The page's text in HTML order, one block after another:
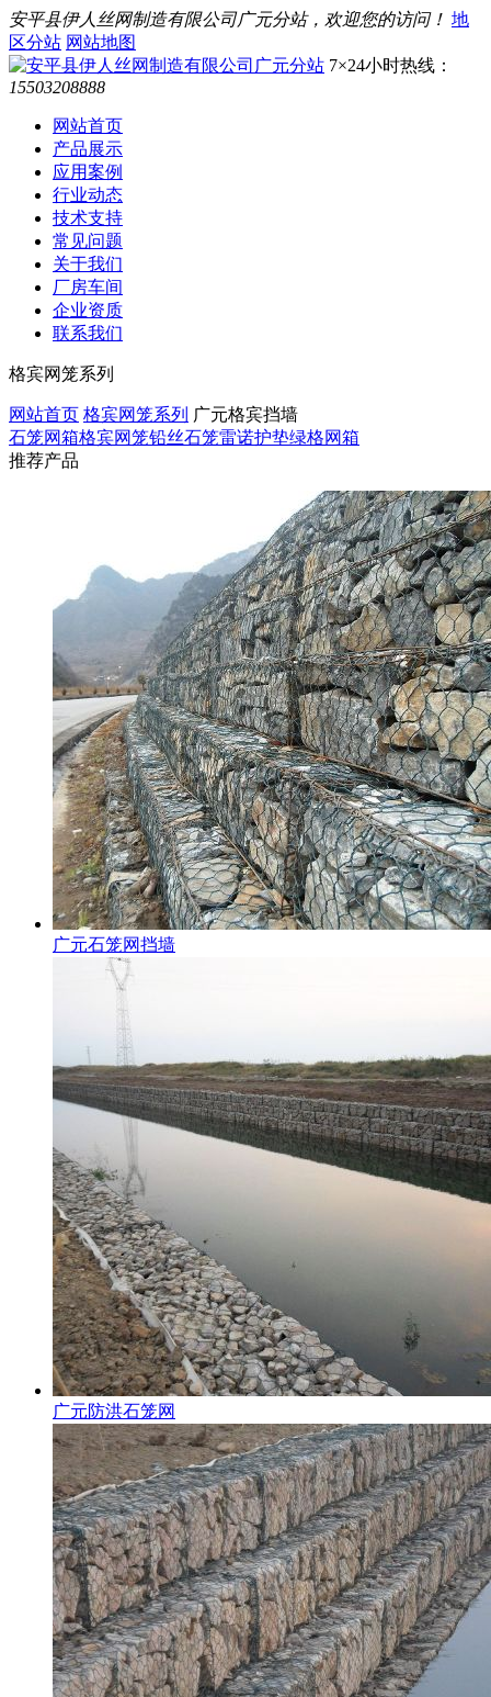
安平县伊人丝网制造有限公司广元分站，欢迎您的访问！ 地
区分站 网站地图
7×24小时热线：
15503208888
网站首页
产品展示
应用案例
行业动态
技术支持
常见问题
关于我们
厂房车间
企业资质
联系我们
格宾网笼系列
网站首页 格宾网笼系列 广元格宾挡墙
石笼网箱格宾网笼铅丝石笼雷诺护垫绿格网箱
推荐产品
广元石笼网挡墙
广元防洪石笼网